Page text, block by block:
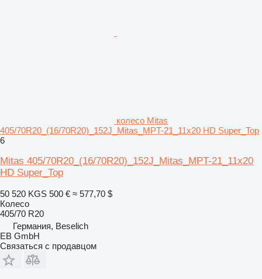
колесо Mitas
405/70R20_(16/70R20)_152J_Mitas_MPT-21_11x20 HD Super_Top
6
Mitas 405/70R20_(16/70R20)_152J_Mitas_MPT-21_11x20
HD Super_Top
50 520 KGS 500 € ≈ 577,70 $
Колесо
405/70 R20
Германия, Beselich
EB GmbH
Связаться с продавцом